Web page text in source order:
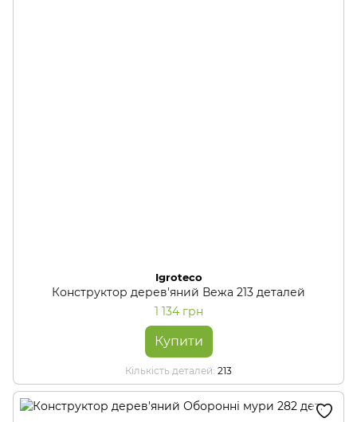
Igroteco
Конструктор дерев'яний Вежа 213 деталей
1 134 грн
Купити
Кількість деталей 213